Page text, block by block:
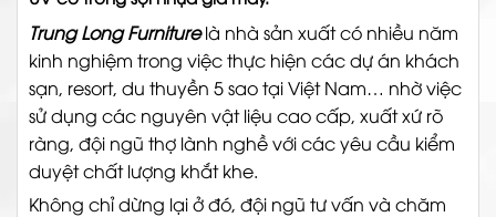
Trung Long Furniturelà nhà sản xuất có nhiều năm
kinh nghiệm trong việc thực hiện các dự án khách
sạn, resort, du thuyền 5 sao tại Việt Nam… nhờ việc
sử dụng các nguyên vật liệu cao cấp, xuất xứ rõ
ràng, đội ngũ thợ lành nghề với các yêu cầu kiểm
duyệt chất lượng khắt khe.
Không chỉ dừng lại ở đó, đội ngũ tư vấn và chăm